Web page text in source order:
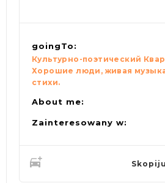
goingTo:
Культурно-поэтический
Хорошие люди, живая
стихи.
About me:
Zainteresowany w: